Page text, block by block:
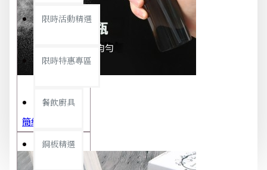
限時活動精選
限時特惠專區
餐飲廚具
銅板精選